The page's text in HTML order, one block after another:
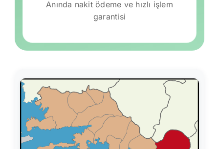
Anında nakit ödeme ve hızlı işlem
garantisi